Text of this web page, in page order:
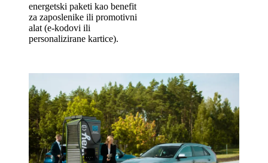
energetski paketi kao benefit
za zaposlenike ili promotivni
alat (e-kodovi ili
personalizirane kartice).